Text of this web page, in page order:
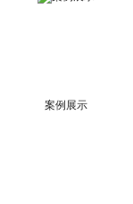
案例展示